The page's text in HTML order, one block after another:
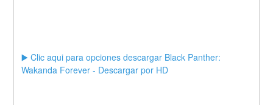
▶️ Clic aqui para opciones descargar Black Panther:
Wakanda Forever - Descargar por HD